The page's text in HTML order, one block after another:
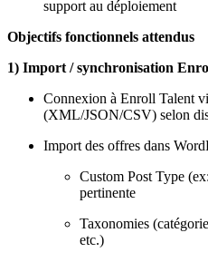
support au déploiement
Objectifs fonctionnels attendus
1) Import / synchronisation
Connexion à Enroll Talent
(XML/JSON/CSV) selon
Import des offres dans
Custom Post Type
pertinente
Taxonomies
etc.)